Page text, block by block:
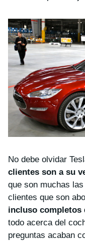
No debe olvidar
clientes son a su
que son muchas
clientes que son
incluso completos
todo acerca del
preguntas acaban